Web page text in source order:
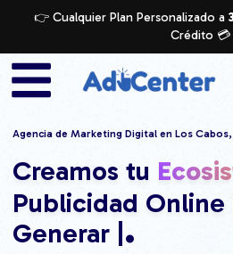
👉 Cualquier Plan Personalizado a
Crédito 💳
Agencia de Marketing Digital en Los
Creamos tu
Publicidad Online
Crecer tu |️.